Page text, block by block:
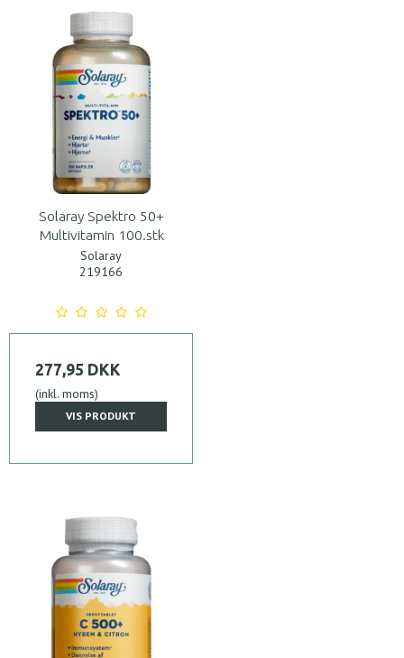
Solaray Spektro 50+
Multivitamin 100.stk
Solaray
219166
277,95 DKK
(inkl. moms)
VIS PRODUKT